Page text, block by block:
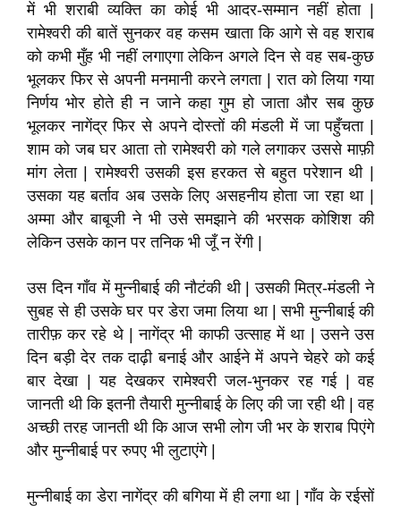
में भी शराबी व्यक्ति का कोई भी आदर-सम्मान नहीं होता |
रामेश्वरी की बातें सुनकर वह कसम खाता कि आगे से वह शराब
को कभी मुँह भी नहीं लगाएगा लेकिन अगले दिन से वह सब-कुछ
भूलकर फिर से अपनी मनमानी करने लगता | रात को लिया गया
निर्णय भोर होते ही न जाने कहा गुम हो जाता और सब कुछ
भूलकर नागेंद्र फिर से अपने दोस्तों की मंडली में जा पहुँचता |
शाम को जब घर आता तो रामेश्वरी को गले लगाकर उससे माफ़ी
मांग लेता | रामेश्वरी उसकी इस हरकत से बहुत परेशान थी |
उसका यह बर्ताव अब उसके लिए असहनीय होता जा रहा था |
अम्मा और बाबूजी ने भी उसे समझाने की भरसक कोशिश की
लेकिन उसके कान पर तनिक भी जूँ न रेंगी |
उस दिन गाँव में मुन्नीबाई की नौटंकी थी | उसकी मित्र-मंडली ने
सुबह से ही उसके घर पर डेरा जमा लिया था | सभी मुन्नीबाई की
तारीफ़ कर रहे थे | नागेंद्र भी काफी उत्साह में था | उसने उस
दिन बड़ी देर तक दाढ़ी बनाई और आईने में अपने चेहरे को कई
बार देखा | यह देखकर रामेश्वरी जल-भुनकर रह गई | वह
जानती थी कि इतनी तैयारी मुन्नीबाई के लिए की जा रही थी | वह
अच्छी तरह जानती थी कि आज सभी लोग जी भर के शराब पिएंगे
और मुन्नीबाई पर रुपए भी लुटाएंगे |
मुन्नीबाई का डेरा नागेंद्र की बगिया में ही लगा था | गाँव के रईसों